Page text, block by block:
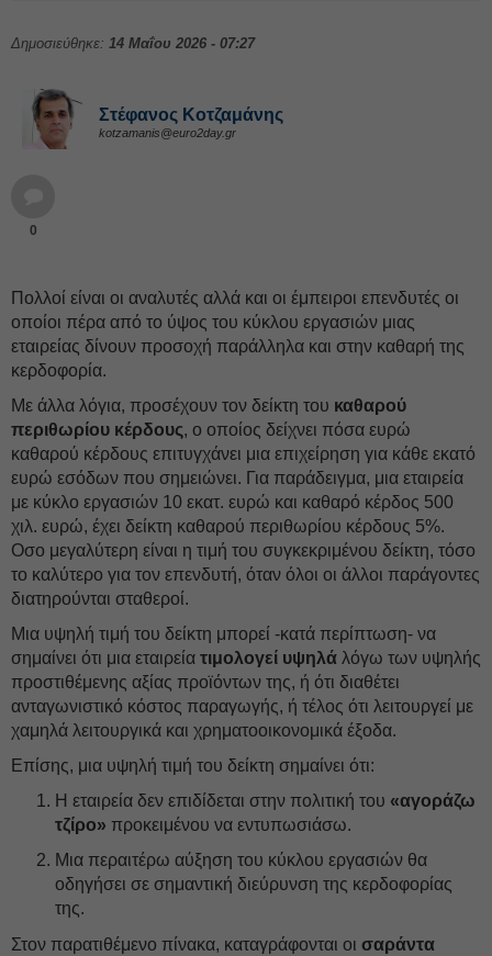
Δημοσιεύθηκε: 14 Μαΐου 2026 - 07:27
Στέφανος Kοτζαμάνης
kotzamanis@euro2day.gr
0
Πολλοί είναι οι αναλυτές αλλά και οι έμπειροι επενδυτές οι
οποίοι πέρα από το ύψος του κύκλου εργασιών μιας
εταιρείας δίνουν προσοχή παράλληλα και στην καθαρή της
κερδοφορία.
Με άλλα λόγια, προσέχουν τον δείκτη του καθαρού
περιθωρίου κέρδους, ο οποίος δείχνει πόσα ευρώ
καθαρού κέρδους επιτυγχάνει μια επιχείρηση για κάθε εκατό
ευρώ εσόδων που σημειώνει. Για παράδειγμα, μια εταιρεία
με κύκλο εργασιών 10 εκατ. ευρώ και καθαρό κέρδος 500
χιλ. ευρώ, έχει δείκτη καθαρού περιθωρίου κέρδους 5%.
Οσο μεγαλύτερη είναι η τιμή του συγκεκριμένου δείκτη, τόσο
το καλύτερο για τον επενδυτή, όταν όλοι οι άλλοι παράγοντες
διατηρούνται σταθεροί.
Μια υψηλή τιμή του δείκτη μπορεί -κατά περίπτωση- να
σημαίνει ότι μια εταιρεία τιμολογεί υψηλά λόγω των υψηλής
προστιθέμενης αξίας προϊόντων της, ή ότι διαθέτει
ανταγωνιστικό κόστος παραγωγής, ή τέλος ότι λειτουργεί με
χαμηλά λειτουργικά και χρηματοοικονομικά έξοδα.
Επίσης, μια υψηλή τιμή του δείκτη σημαίνει ότι:
Η εταιρεία δεν επιδίδεται στην πολιτική του «αγοράζω
τζίρο» προκειμένου να εντυπωσιάσω.
Μια περαιτέρω αύξηση του κύκλου εργασιών θα
οδηγήσει σε σημαντική διεύρυνση της κερδοφορίας
της.
Στον παρατιθέμενο πίνακα, καταγράφονται οι σαράντα